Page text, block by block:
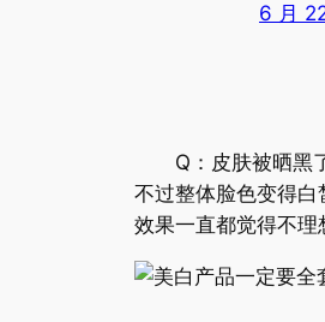
6 月
Q：皮肤被晒黑了
不过整体脸色变得
效果一直都觉得不理